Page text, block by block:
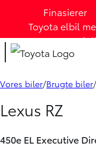
Finasierer
Toyota elbil
1,99% rente
her)
Book
Vores biler Brugte biler
Lexus RZ
450e EL Executive